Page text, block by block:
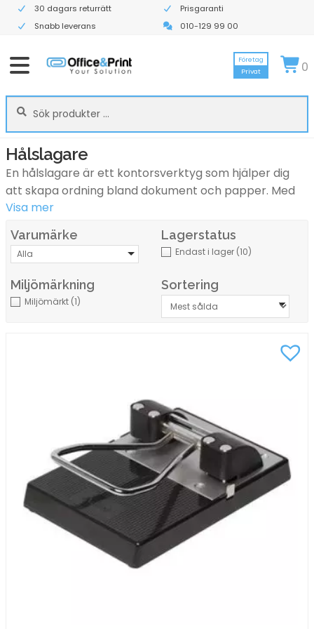
30 dagars returrätt
Prisgaranti
Snabb leverans
010-129 99 00
Sök
efter:
Sök
Företag
Privat
0
Hålslagare
En hålslagare är ett kontorsverktyg som hjälper dig
att skapa ordning bland dokument och papper. Med
en hålslagare kan du snabbt och enkelt göra hål i
papper för att samla dokument i pärmar, mappar och
arkiveringssystem.
Hos Office & Print hittar du hålslagare för företag,
kontor, skolor och hemmakontor. Vi erbjuder praktiska
och hållbara modeller som gör det enkelt att
organisera viktiga dokument och skapa en effektiv
Köp hålslagare för en enklare vardag
Trots sin enkla funktion är hålslaget ett av de mest
använda verktygen på många arbetsplatser. När
dokument behöver sparas, sorteras eller arkiveras är
en pålitlig hålslagare ett viktigt hjälpmedel.
Med rätt hålslag blir det enkelt att:
Organisera dokument i pärmar
Skapa struktur i arkiveringen
Förbereda papper inför möten och
Visa mer
Varumärke
Alla
Lagerstatus
Endast i lager (10)
Miljömärkning
Miljömärkt (1)
Sortering